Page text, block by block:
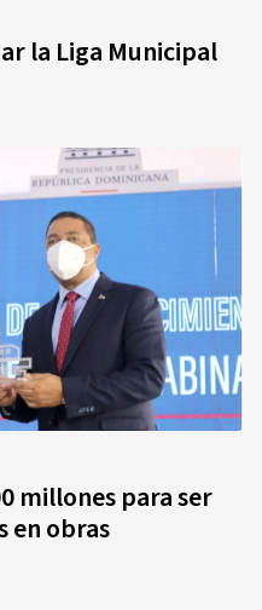
la Liga Municipal
millones para ser
en obras